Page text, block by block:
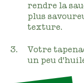
rendre la
plus
texture.
Votre
un peu